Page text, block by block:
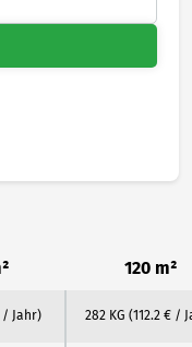
120 m²
/ Jahr) 282 KG (112.2 € /